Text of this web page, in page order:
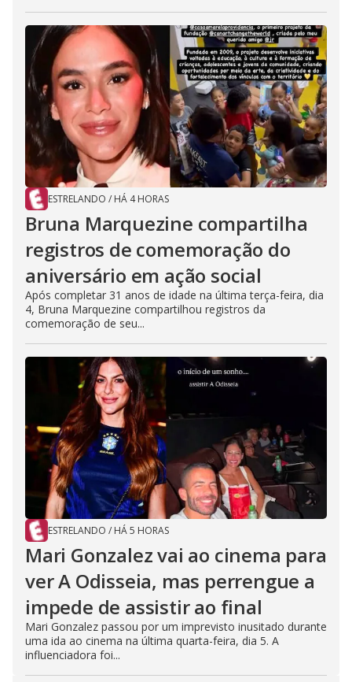
ESTRELANDO / HÁ 4 HORAS
Bruna Marquezine compartilha
registros de comemoração do
aniversário em ação social
Após completar 31 anos de idade na última terça-feira, dia
4, Bruna Marquezine compartilhou registros da
comemoração de seu...
ESTRELANDO / HÁ 5 HORAS
Mari Gonzalez vai ao cinema para
ver A Odisseia, mas perrengue a
impede de assistir ao final
Mari Gonzalez passou por um imprevisto inusitado durante
uma ida ao cinema na última quarta-feira, dia 5. A
influenciadora foi...